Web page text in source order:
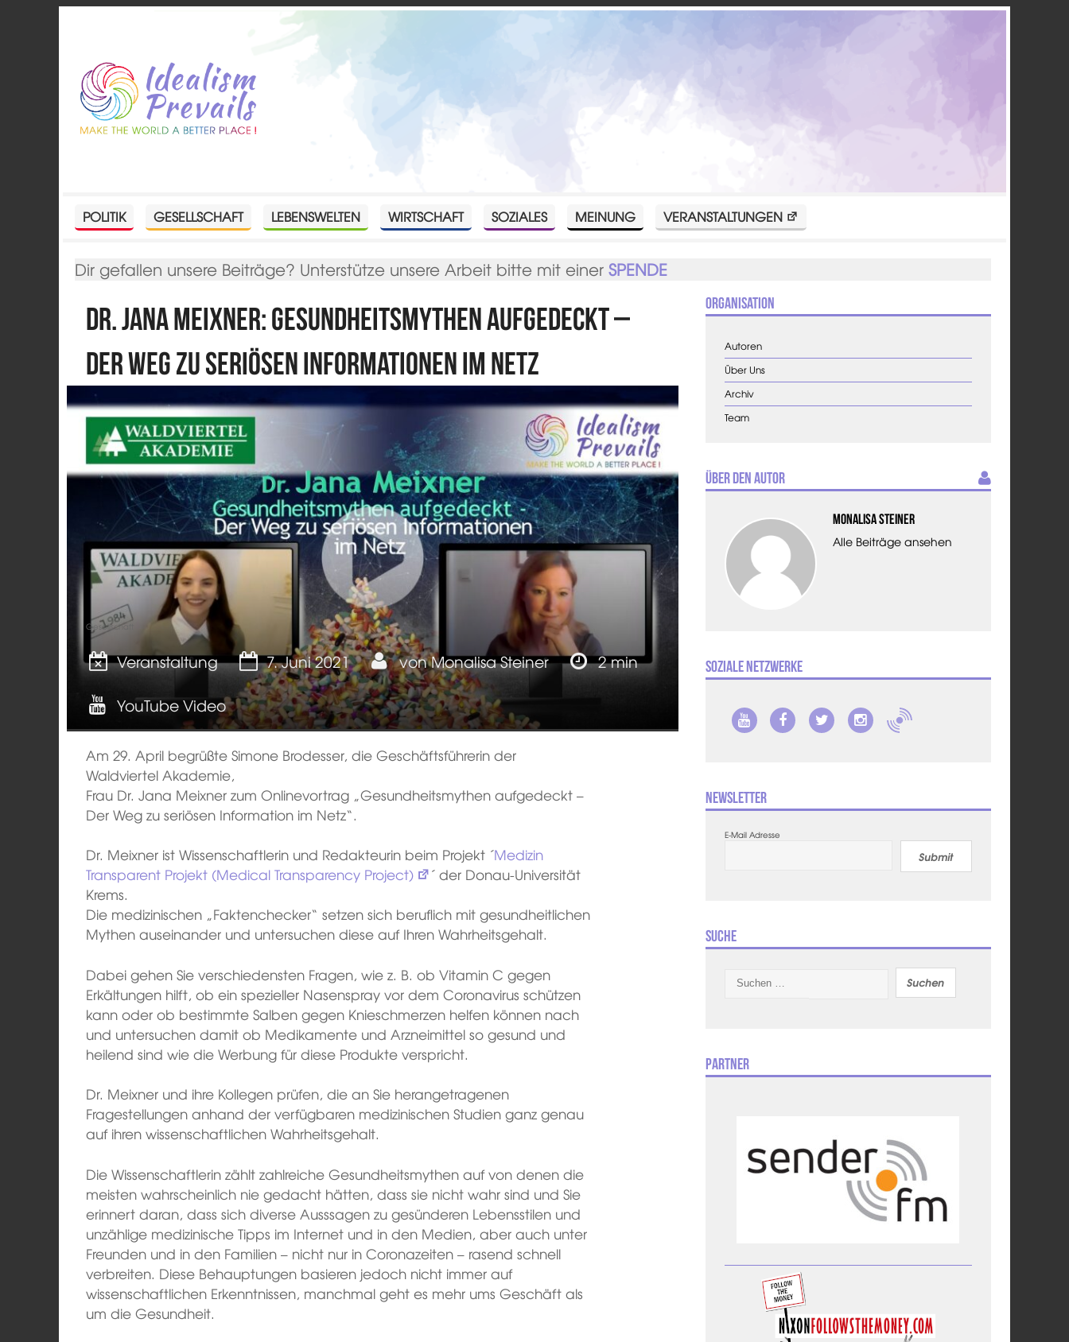
POLITIK GESELLSCHAFT LEBENSWELTEN WIRTSCHAFT SOZIALES MEINUNG VERANSTALTUNGEN
Dir gefallen unsere Beiträge? Unterstütze unsere Arbeit bitte mit einerSPENDE
Dr. Jana Meixner: Gesundheitsmythen aufgedeckt –
Der Weg zu seriösen Informationen im Netz
Gesellschaft
Veranstaltung 7. Juni 2021 vonMonalisa Steiner
2 min
YouTube Video
Am 29. April begrüßte Simone Brodesser, die Geschäftsführerin der
Waldviertel Akademie,
Frau Dr. Jana Meixner zum Onlinevortrag „Gesundheitsmythen aufgedeckt –
Der Weg zu seriösen Information im Netz“.
Dr. Meixner ist Wissenschaftlerin und Redakteurin beim Projekt ´Medizin
Transparent Projekt (Medical Transparency Project)
´ der Donau-Universität
Krems.
Die medizinischen „Faktenchecker“ setzen sich beruflich mit gesundheitlichen
Mythen auseinander und untersuchen diese auf Ihren Wahrheitsgehalt.
Dabei gehen Sie verschiedensten Fragen, wie z. B. ob Vitamin C gegen
Erkältungen hilft, ob ein spezieller Nasenspray vor dem Coronavirus schützen
kann oder ob bestimmte Salben gegen Knieschmerzen helfen können nach
und untersuchen damit ob Medikamente und Arzneimittel so gesund und
heilend sind wie die Werbung für diese Produkte verspricht.
Dr. Meixner und ihre Kollegen prüfen, die an Sie herangetragenen
Fragestellungen anhand der verfügbaren medizinischen Studien ganz genau
auf ihren wissenschaftlichen Wahrheitsgehalt.
Die Wissenschaftlerin zählt zahlreiche Gesundheitsmythen auf von denen die
meisten wahrscheinlich nie gedacht hätten, dass sie nicht wahr sind und Sie
erinnert daran, dass sich diverse Ausssagen zu gesünderen Lebensstilen und
unzählige medizinische Tipps im Internet und in den Medien, aber auch unter
Freunden und in den Familien – nicht nur in Coronazeiten – rasend schnell
verbreiten. Diese Behauptungen basieren jedoch nicht immer auf
wissenschaftlichen Erkenntnissen, manchmal geht es mehr ums Geschäft als
um die Gesundheit.
Organisation
Autoren
Über Uns
Archiv
Team
Über den Autor
Monalisa Steiner
Alle Beiträge ansehen
Soziale Netzwerke
Newsletter
E-Mail Adresse
Submit
Suche
nach:
Partner